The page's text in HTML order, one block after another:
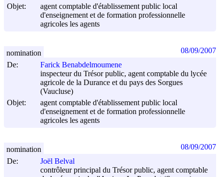
Objet:
agent comptable d'établissement public local
d'enseignement et de formation professionnelle
agricoles les agents
De:
Farick Benabdelmoumene
inspecteur du Trésor public, agent comptable du lycée
agricole de la Durance et du pays des Sorgues
(Vaucluse)
Objet:
agent comptable d'établissement public local
d'enseignement et de formation professionnelle
agricoles les agents
nomination 08/09/2007
De:
Joël Belval
contrôleur principal du Trésor public, agent comptable
nomination 08/09/2007